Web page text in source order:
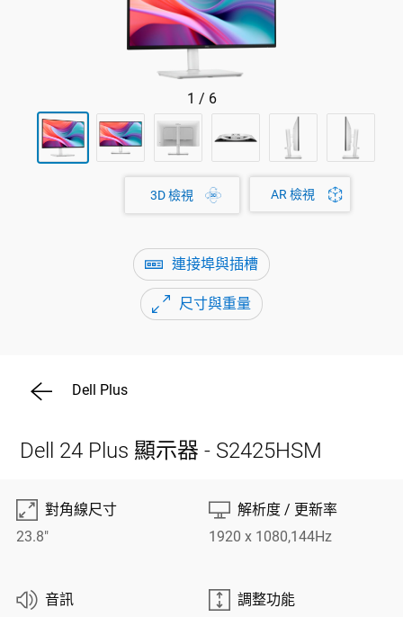
Dell Plus
Dell 24 Plus 顯示器 - S2425HSM
連接埠與插槽
尺寸與重量
1 / 6
3D 檢視 AR 檢視
 對角線尺寸
23.8"
⎚ 解析度 / 更新率
1920 x 1080,144Hz
🔊 音訊

調整功能